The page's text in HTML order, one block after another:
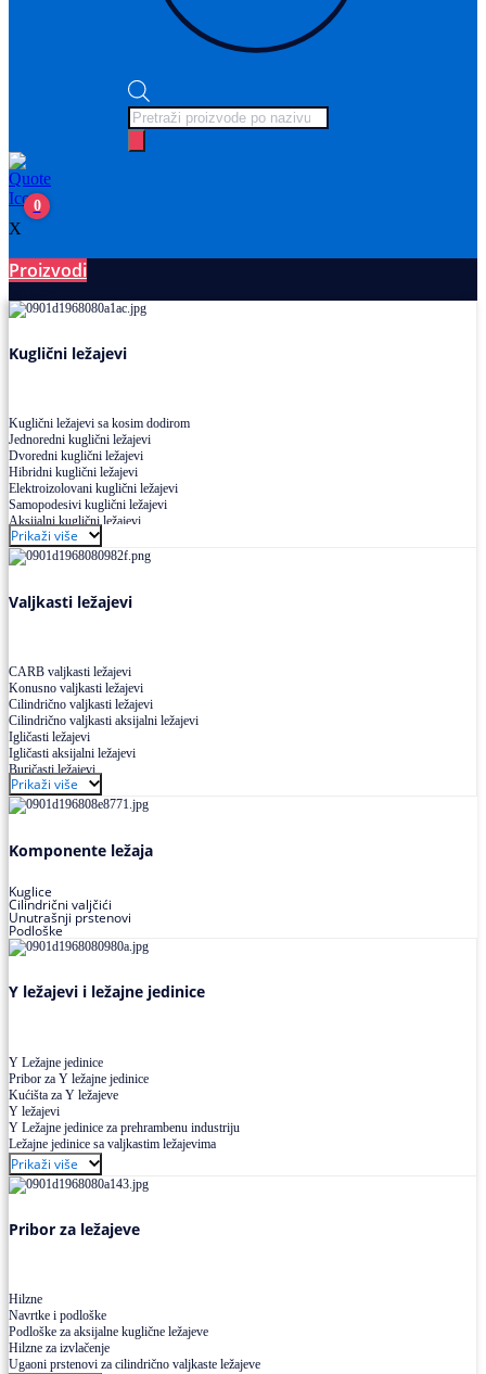
Products
search
0
X
Proizvodi
Kuglični ležajevi
Kuglični ležajevi sa kosim dodirom
Jednoredni kuglični ležajevi
Dvoredni kuglični ležajevi
Hibridni kuglični ležajevi
Elektroizolovani kuglični ležajevi
Samopodesivi kuglični ležajevi
Aksijalni kuglični ležajevi
Kuglični ležajevi od nerđajućeg čelika
Prikaži više
Valjkasti ležajevi
CARB valjkasti ležajevi
Konusno valjkasti ležajevi
Cilindrično valjkasti ležajevi
Cilindrično valjkasti aksijalni ležajevi
Igličasti ležajevi
Igličasti aksijalni ležajevi
Buričasti ležajevi
Buričasti zaptiveni ležajevi
Buričasti aksijalni ležajevi
Prikaži više
Komponente ležaja
Kuglice
Cilindrični valjčići
Unutrašnji prstenovi
Podloške
Y ležajevi i ležajne jedinice
Y Ležajne jedinice
Pribor za Y ležajne jedinice
Kućišta za Y ležajeve
Y ležajevi
Y Ležajne jedinice za prehrambenu industriju
Ležajne jedinice sa valjkastim ležajevima
Prikaži više
Pribor za ležajeve
Hilzne
Navrtke i podloške
Podloške za aksijalne kuglične ležajeve
Hilzne za izvlačenje
Ugaoni prstenovi za cilindrično valjkaste ležajeve